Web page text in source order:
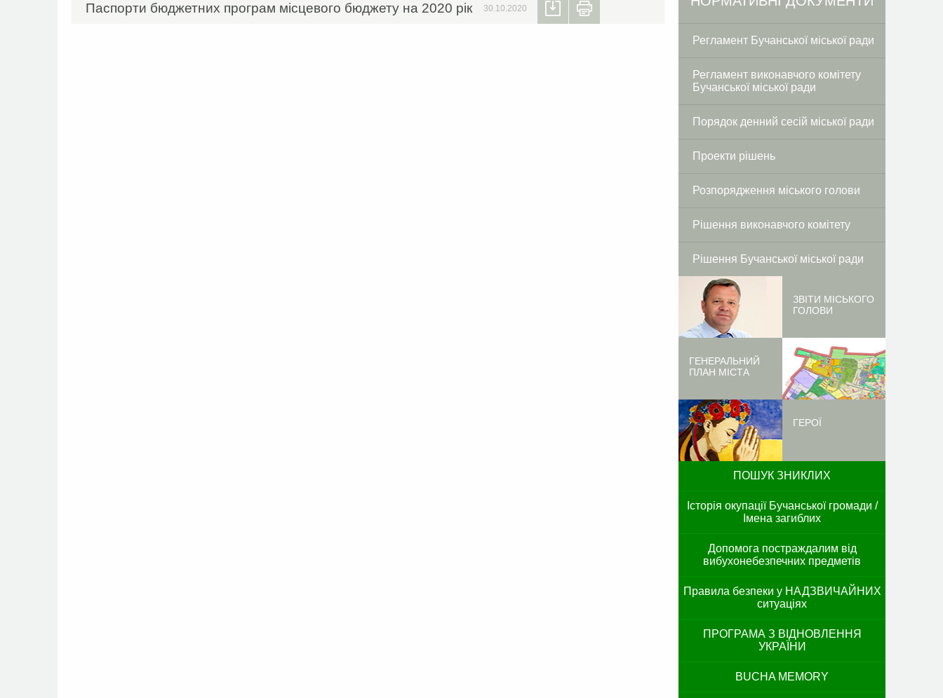
Паспорти бюджетних програм місцевого бюджету на 2020 рік 30.10.2020
Регламент Бучанської міської ради
Регламент виконавчого комітету
Бучанської міської ради
Порядок денний сесій міської ради
Проекти рішень
Розпорядження міського голови
Рішення виконавчого комітету
Рішення Бучанської міської ради
ЗВІТИ МІСЬКОГО
ГОЛОВИ
ГЕНЕРАЛЬНИЙ
ПЛАН МІСТА
ГЕРОЇ
ПОШУК ЗНИКЛИХ
Історія окупації Бучанської громади /
Імена загиблих
Допомога постраждалим від
вибухонебезпечних предметів
Правила безпеки у НАДЗВИЧАЙНИХ
ситуаціях
ПРОГРАМА З ВІДНОВЛЕННЯ
УКРАЇНИ
BUCHA MEMORY